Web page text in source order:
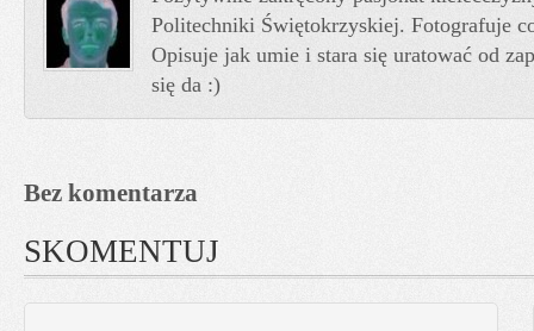
Politechniki Świętokrzyskiej. Fotografuje
Opisuje jak umie i stara się uratować od
się da :)
Bez komentarza
SKOMENTUJ